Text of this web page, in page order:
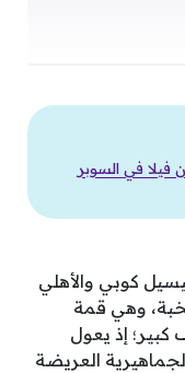
في السوبر
كوبي والأهلي
وهي قمة
كبير؛ إذ يعول
العريضة